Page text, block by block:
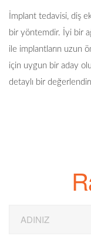
İmplant tedavisi, diş
bir yöntemdir. İyi bir
ile implantların uzun
için uygun bir aday
detaylı bir
ADINIZ